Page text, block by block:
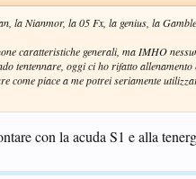
la Nianmor, la 05 Fx, la genius, la
caratteristiche generali, ma IMHO
tentennare, oggi ci ho rifatto
come piace a me potrei seriamente
con la acuda S1 e alla